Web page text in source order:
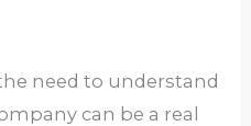
need to understand
can be a real